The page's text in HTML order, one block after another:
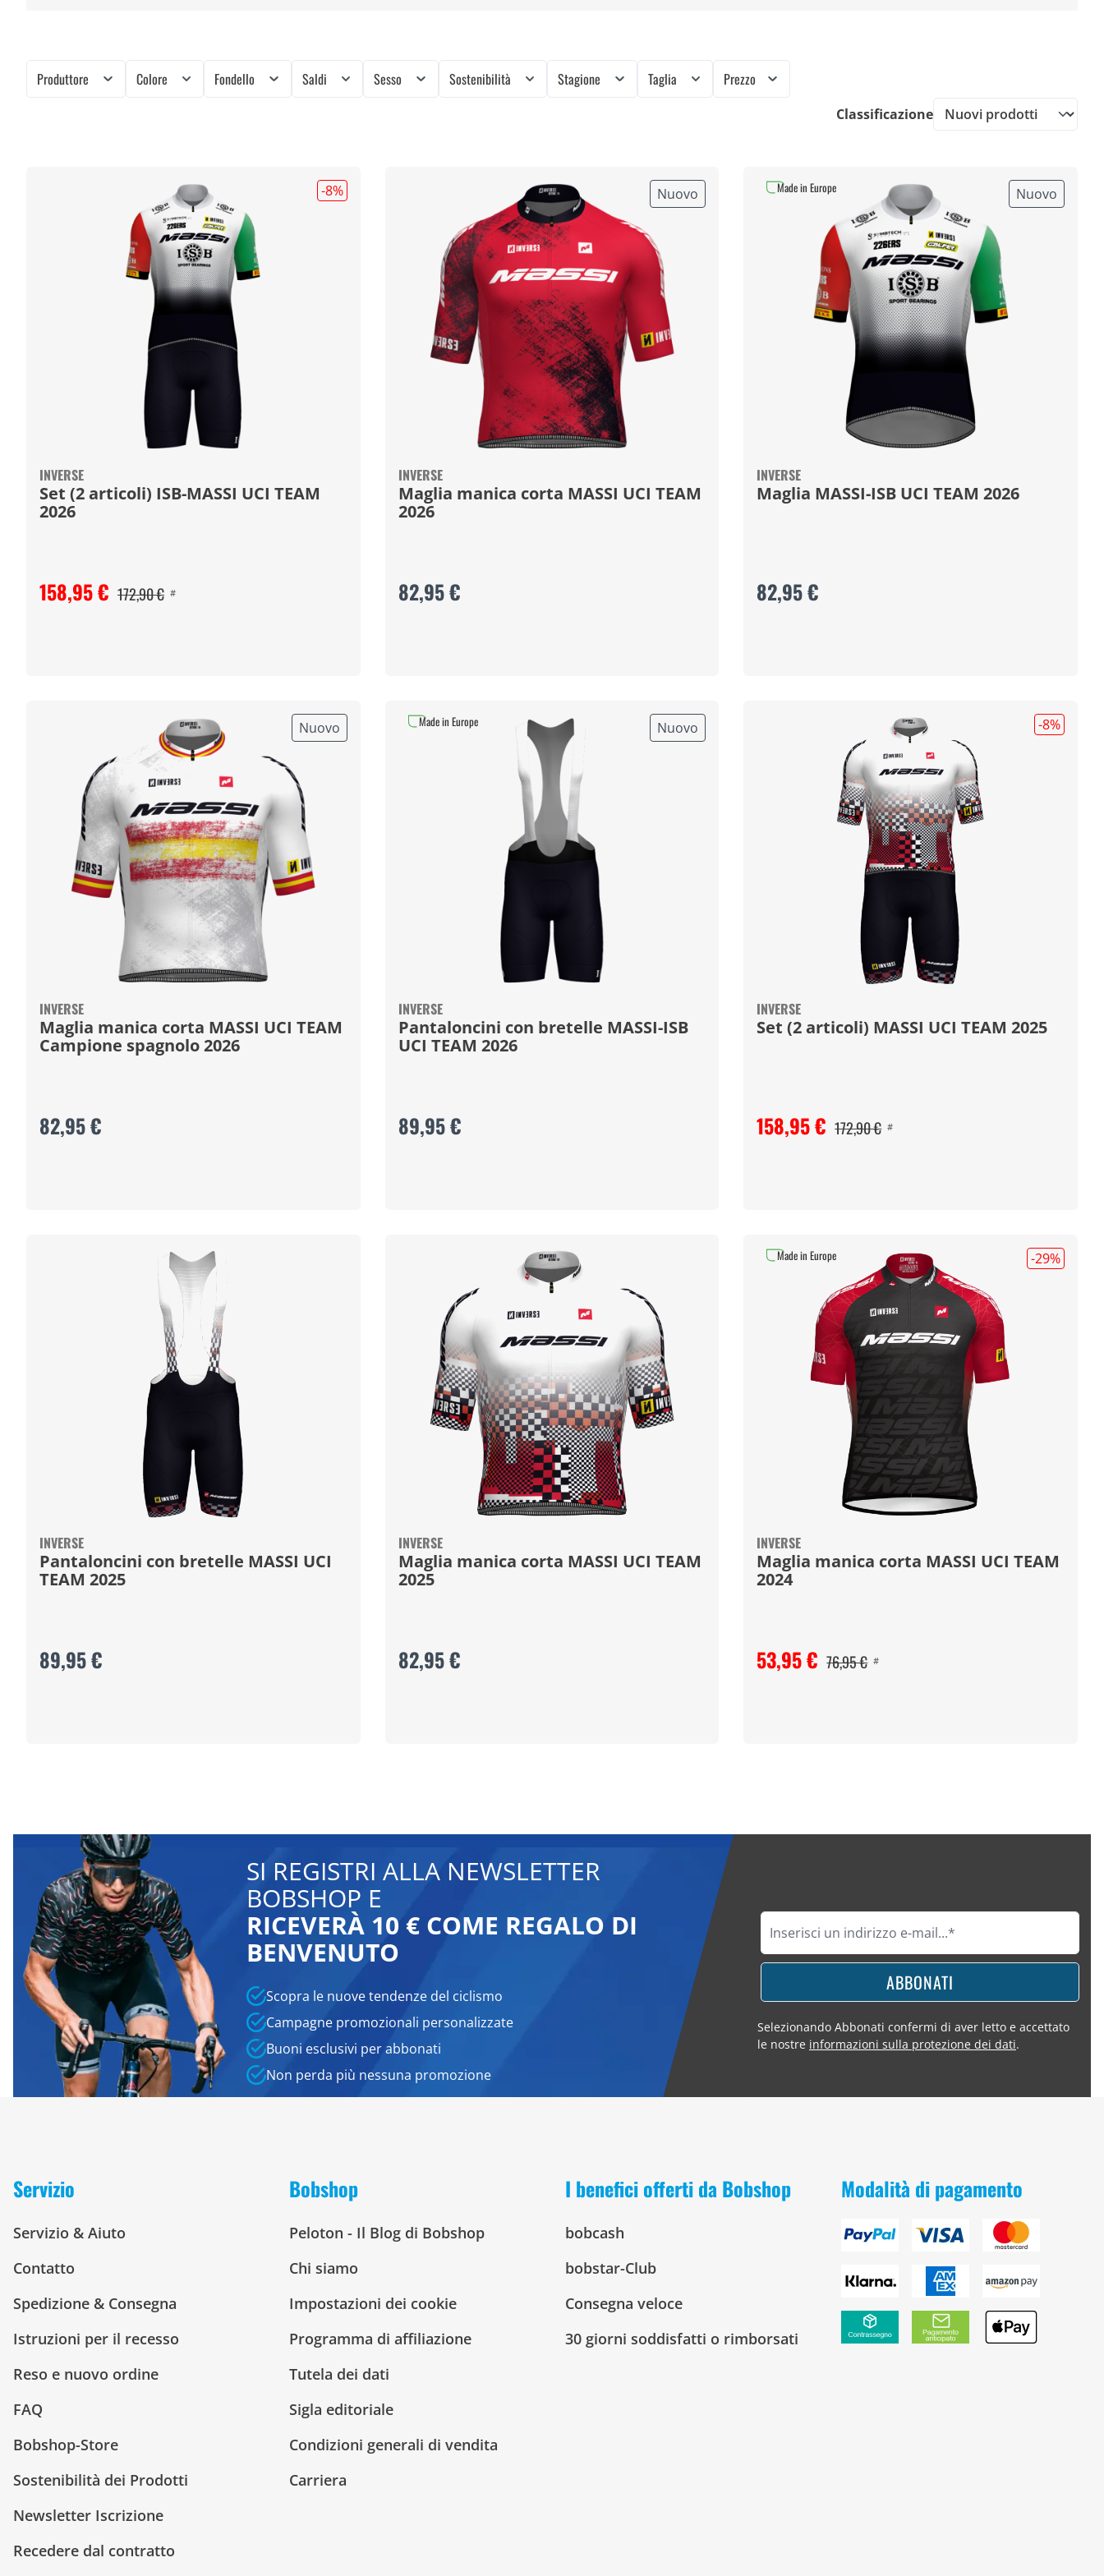
Produttore Colore Fondello Saldi Sesso Sostenibilità Stagione Taglia Prezzo
Classificazione
-8%
INVERSE
Set (2 articoli) ISB-MASSI UCI TEAM
2026
158,95 € 172,90 € #
Nuovo
INVERSE
Maglia manica corta MASSI UCI TEAM
2026
82,95 €
Nuovo
INVERSE
Maglia MASSI-ISB UCI TEAM 2026
82,95 €
Made in Europe
Nuovo
INVERSE
Maglia manica corta MASSI UCI TEAM
Campione spagnolo 2026
82,95 €
Nuovo
INVERSE
Pantaloncini con bretelle MASSI-ISB
UCI TEAM 2026
89,95 €
Made in Europe -8%
INVERSE
Set (2 articoli) MASSI UCI TEAM 2025
158,95 € 172,90 € #
INVERSE
Pantaloncini con bretelle MASSI UCI
TEAM 2025
89,95 €
INVERSE
Maglia manica corta MASSI UCI TEAM
2025
82,95 €
-29%
INVERSE
Maglia manica corta MASSI UCI TEAM
2024
53,95 € 76,95 € #
Made in Europe
SI REGISTRI ALLA NEWSLETTER
BOBSHOP E
RICEVERÀ 10 € COME REGALO DI
BENVENUTO
Scopra le nuove tendenze del ciclismo
Campagne promozionali personalizzate
Buoni esclusivi per abbonati
Non perda più nessuna promozione
ABBONATI
Selezionando Abbonati confermi di aver letto e accettato
le nostre informazioni sulla protezione dei dati.
Servizio
Servizio & Aiuto
Contatto
Spedizione & Consegna
Istruzioni per il recesso
Reso e nuovo ordine
FAQ
Bobshop-Store
Sostenibilità dei Prodotti
Newsletter Iscrizione
Recedere dal contratto
Bobshop
Peloton - Il Blog di Bobshop
Chi siamo
Impostazioni dei cookie
Programma di affiliazione
Tutela dei dati
Sigla editoriale
Condizioni generali di vendita
Carriera
I benefici offerti da Bobshop
bobcash
bobstar-Club
Consegna veloce
30 giorni soddisfatti o rimborsati
Modalità di pagamento